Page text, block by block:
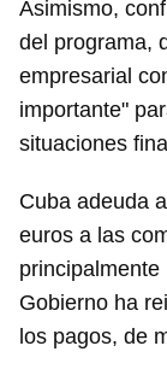
Asimismo,
del programa,
empresarial
importante"
situaciones
Cuba adeuda
euros a las
principalmente
Gobierno ha
los pagos, de